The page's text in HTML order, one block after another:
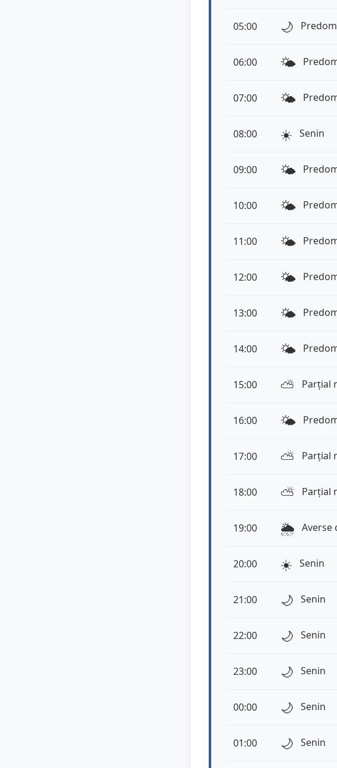
05:00 🌙
06:00 🌤️
07:00 🌤️
08:00 ☀️ Senin
09:00 🌤️
10:00 🌤️
11:00 🌤️
12:00 🌤️
13:00 🌤️
14:00 🌤️
15:00 ⛅️ Parțial
16:00 🌤️
17:00 ⛅️ Parțial
18:00 ⛅️ Parțial
19:00 🌦️ Averse
20:00 ☀️ Senin
21:00 🌙 Senin
22:00 🌙 Senin
23:00 🌙 Senin
00:00 🌙 Senin
01:00 🌙 Senin